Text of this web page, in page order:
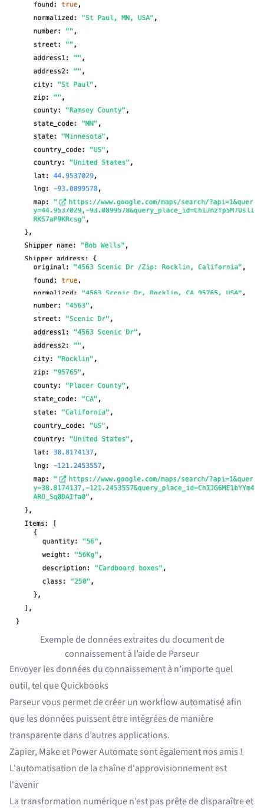
Exemple de données extraites du document de
connaissement à l’aide de Parseur
Envoyer les données du connaissement à n’importe quel
outil, tel que Quickbooks
Parseur vous permet de créer un workflow automatisé afin
que les données puissent être intégrées de manière
transparente dans d’autres applications.
Zapier, Make et Power Automate sont également nos amis !
L'automatisation de la chaîne d'approvisionnement est
l'avenir
Latransformation numériquen’est pas prête de disparaître et